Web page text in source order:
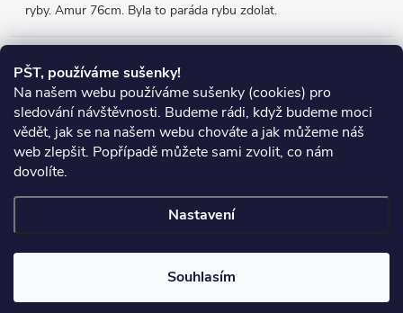
PŠT, používáme sušenky!
Na našem webu používáme sušenky (cookies) pro
sledování návštěvnosti. Budeme rádi, když budeme moci
vědět, jak se na našem webu chováte a jak můžeme náš
web zlepšit. Popřípadě můžete sami zvolit, co nám
dovolíte.
Nastavení
Souhlasím
ryby. Amur 76cm. Byla to paráda rybu zdolat.
Přijímáme online platby
Heureka.cz Obchodní podmínky
Reklamace
Copyright 2026Chyť si rybu. Všechna práva vyhrazena.